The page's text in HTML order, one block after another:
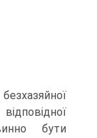
бути